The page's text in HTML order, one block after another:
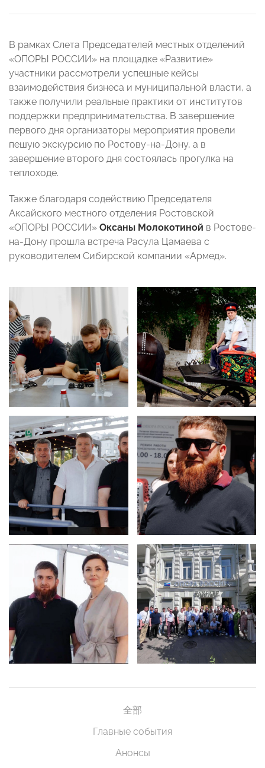
В рамках Слета Председателей местных отделений
«ОПОРЫ РОССИИ» на площадке «Развитие»
участники рассмотрели успешные кейсы
взаимодействия бизнеса и муниципальной власти, а
также получили реальные практики от институтов
поддержки предпринимательства. В завершение
первого дня организаторы мероприятия провели
пешую экскурсию по Ростову-на-Дону, а в
завершение второго дня состоялась прогулка на
теплоходе.
Также благодаря содействию Председателя
Аксайского местного отделения Ростовской
«ОПОРЫ РОССИИ» Оксаны Молокотиной в Ростове-
на-Дону прошла встреча Расула Цамаева с
руководителем Сибирской компании «Армед».
全部
Главные события
Анонсы